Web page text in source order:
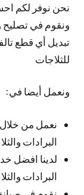
نحن نوفر لكم
ونقوم في تصليح
تبديل أي قطع
للثلاجات
ونعمل أيضا في:
نعمل من خلال
البرادات
لدينا افضل
البرادات